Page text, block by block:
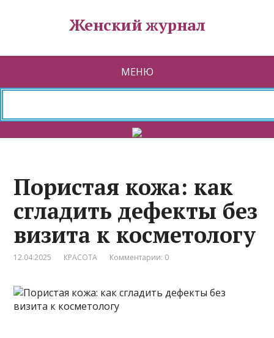
Женский журнал
МЕНЮ
Пористая кожа: как
сгладить дефекты без
визита к косметологу
12.04.2025 КРАСОТА Комментарии: 0